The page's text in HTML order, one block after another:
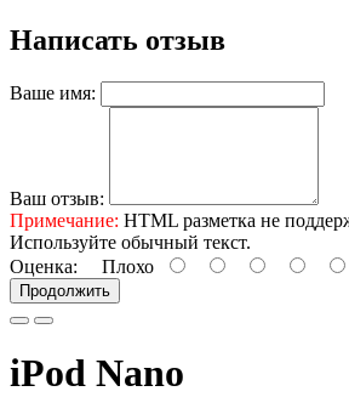
Написать отзыв
Ваше имя:
Ваш отзыв:
Примечание: HTML разметка не
Используйте обычный текст.
Оценка: Плохо
Продолжить
iPod Nano